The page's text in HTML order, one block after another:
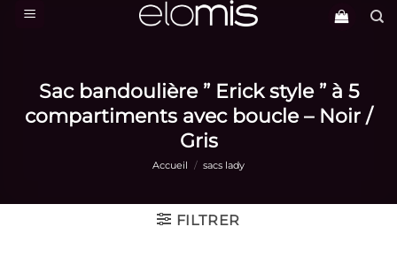
Passer
Sac bandoulière ” Erick style ” à 5
compartiments avec boucle – Noir /
Gris
Accueil / sacs lady
FILTRER